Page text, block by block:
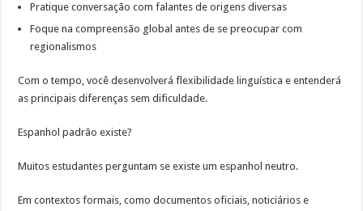
Pratique conversação com falantes de origens diversas
Foque na compreensão global antes de se preocupar com
regionalismos
Com o tempo, você desenvolverá flexibilidade linguística e entenderá
as principais diferenças sem dificuldade.
Espanhol padrão existe?
Muitos estudantes perguntam se existe um espanhol neutro.
Em contextos formais, como documentos oficiais, noticiários e